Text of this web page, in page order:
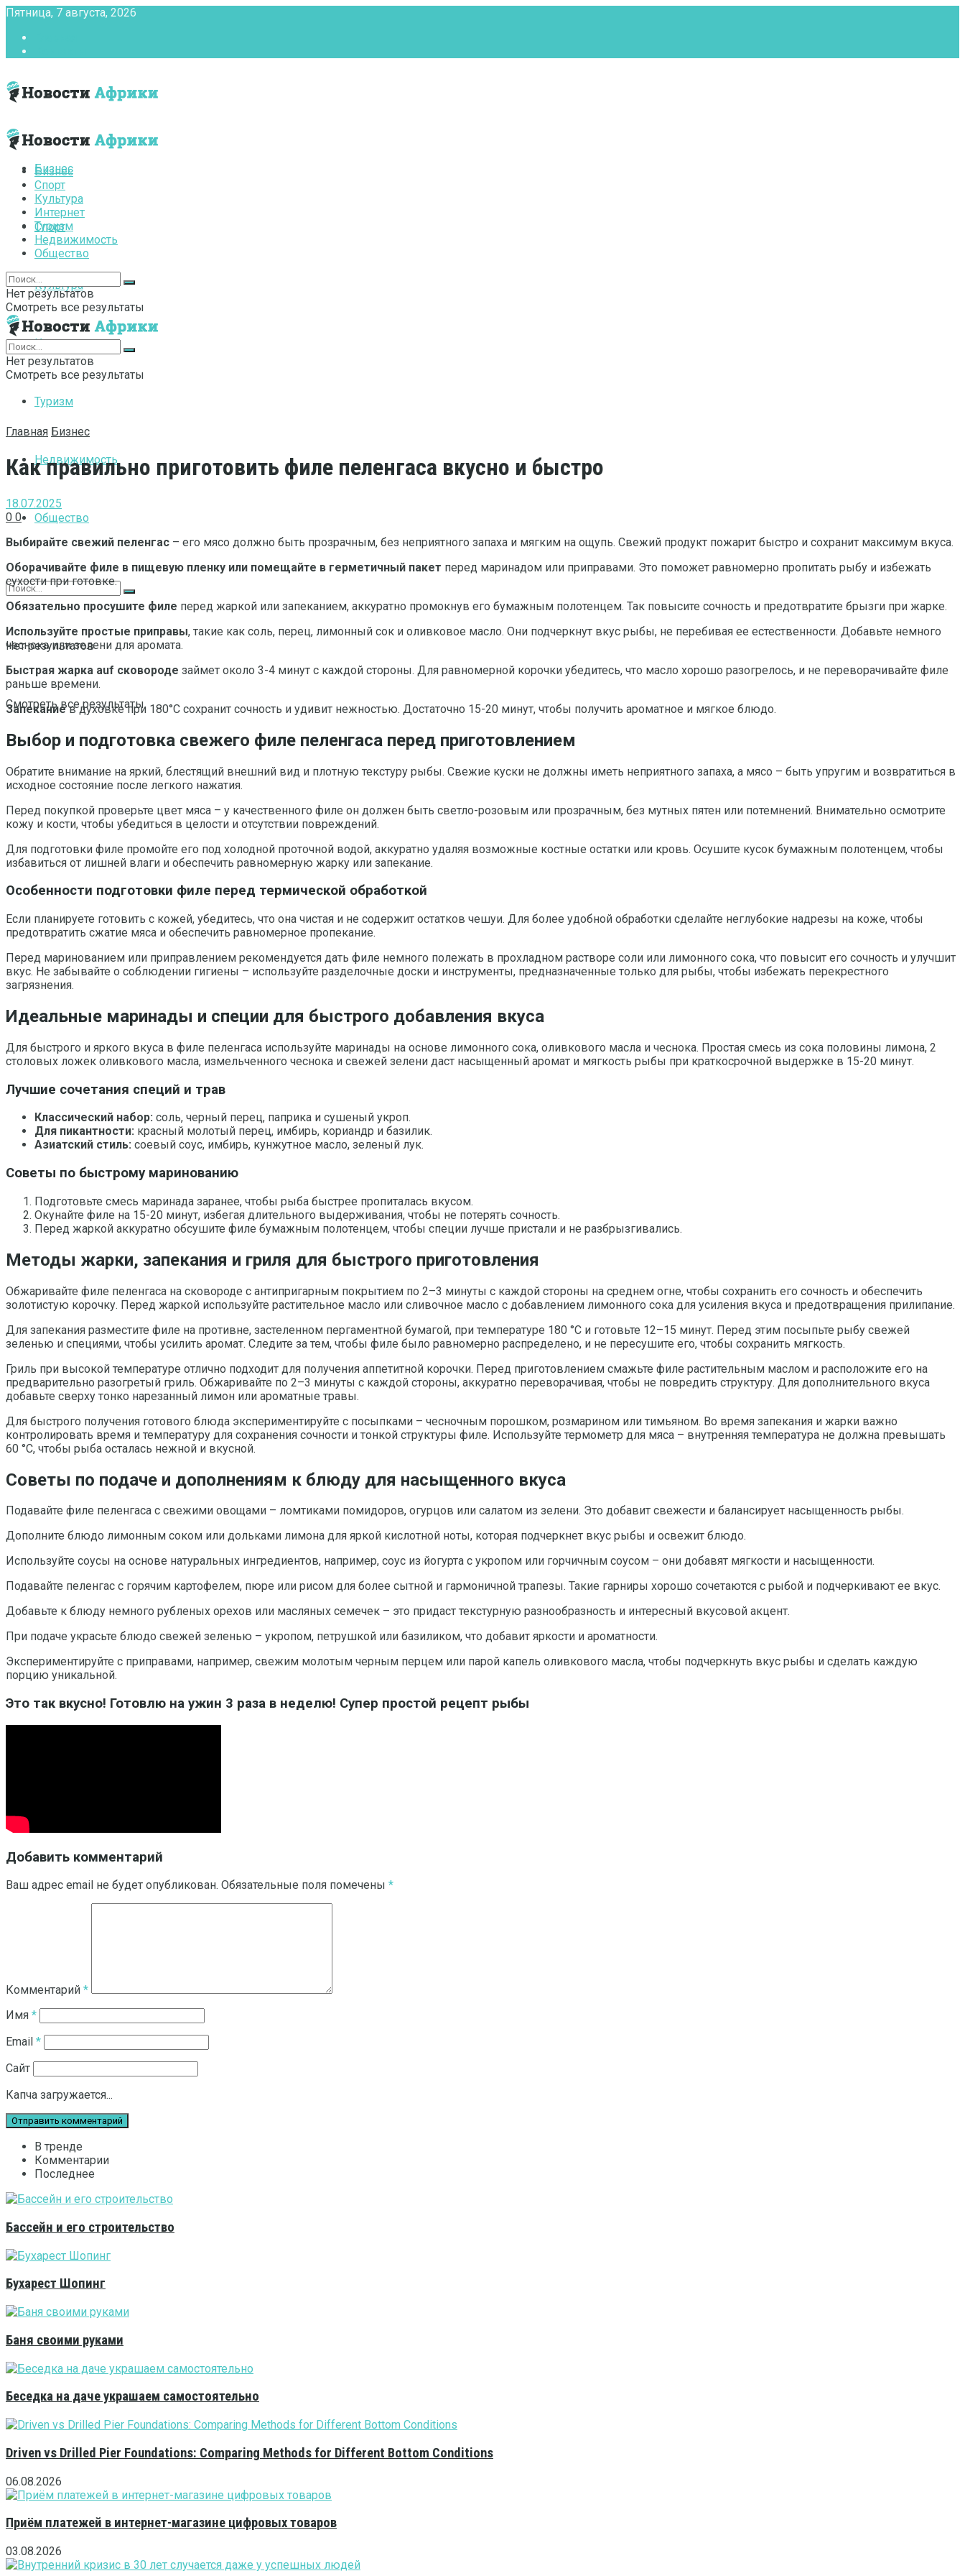
Пятница, 7 августа, 2026
Бизнес
Спорт
Культура
Интернет
Туризм
Недвижимость
Общество
Нет результатов
Смотреть все результаты
Бизнес
Спорт
Культура
Интернет
Туризм
Недвижимость
Общество
Нет результатов
Смотреть все результаты
Нет результатов
Смотреть все результаты
Главная Бизнес
Как правильно приготовить филе пеленгаса вкусно и быстро
18.07.2025
0 0
Выбирайте свежий пеленгас – его мясо должно быть прозрачным, без неприятного запаха и мягким на ощупь. Свежий продукт пожарит быстро и сохранит максимум вкуса.
Оборачивайте филе в пищевую пленку или помещайте в герметичный пакет перед маринадом или приправами. Это поможет равномерно пропитать рыбу и избежать
сухости при готовке.
Обязательно просушите филе перед жаркой или запеканием, аккуратно промокнув его бумажным полотенцем. Так повысите сочность и предотвратите брызги при жарке.
Используйте простые приправы, такие как соль, перец, лимонный сок и оливковое масло. Они подчеркнут вкус рыбы, не перебивая ее естественности. Добавьте немного
чеснока или зелени для аромата.
Быстрая жарка auf сковороде займет около 3-4 минут с каждой стороны. Для равномерной корочки убедитесь, что масло хорошо разогрелось, и не переворачивайте филе
раньше времени.
Запеканиев духовке при 180°C сохранит сочность и удивит нежностью. Достаточно 15-20 минут, чтобы получить ароматное и мягкое блюдо.
Выбор и подготовка свежего филе пеленгаса перед приготовлением
Обратите внимание на яркий, блестящий внешний вид и плотную текстуру рыбы. Свежие куски не должны иметь неприятного запаха, а мясо – быть упругим и возвратиться в
исходное состояние после легкого нажатия.
Перед покупкой проверьте цвет мяса – у качественного филе он должен быть светло-розовым или прозрачным, без мутных пятен или потемнений. Внимательно осмотрите
кожу и кости, чтобы убедиться в целости и отсутствии повреждений.
Для подготовки филе промойте его под холодной проточной водой, аккуратно удаляя возможные костные остатки или кровь. Осушите кусок бумажным полотенцем, чтобы
избавиться от лишней влаги и обеспечить равномерную жарку или запекание.
Особенности подготовки филе перед термической обработкой
Если планируете готовить с кожей, убедитесь, что она чистая и не содержит остатков чешуи. Для более удобной обработки сделайте неглубокие надрезы на коже, чтобы
предотвратить сжатие мяса и обеспечить равномерное пропекание.
Перед маринованием или приправлением рекомендуется дать филе немного полежать в прохладном растворе соли или лимонного сока, что повысит его сочность и улучшит
вкус. Не забывайте о соблюдении гигиены – используйте разделочные доски и инструменты, предназначенные только для рыбы, чтобы избежать перекрестного
загрязнения.
Идеальные маринады и специи для быстрого добавления вкуса
Для быстрого и яркого вкуса в филе пеленгаса используйте маринады на основе лимонного сока, оливкового масла и чеснока. Простая смесь из сока половины лимона, 2
столовых ложек оливкового масла, измельченного чеснока и свежей зелени даст насыщенный аромат и мягкость рыбы при краткосрочной выдержке в 15-20 минут.
Лучшие сочетания специй и трав
Классический набор: соль, черный перец, паприка и сушеный укроп.
Для пикантности: красный молотый перец, имбирь, кориандр и базилик.
Азиатский стиль: соевый соус, имбирь, кунжутное масло, зеленый лук.
Советы по быстрому маринованию
Подготовьте смесь маринада заранее, чтобы рыба быстрее пропиталась вкусом.
Окунайте филе на 15-20 минут, избегая длительного выдерживания, чтобы не потерять сочность.
Перед жаркой аккуратно обсушите филе бумажным полотенцем, чтобы специи лучше пристали и не разбрызгивались.
Методы жарки, запекания и гриля для быстрого приготовления
Обжаривайте филе пеленгаса на сковороде с антипригарным покрытием по 2–3 минуты с каждой стороны на среднем огне, чтобы сохранить его сочность и обеспечить
золотистую корочку. Перед жаркой используйте растительное масло или сливочное масло с добавлением лимонного сока для усиления вкуса и предотвращения прилипание.
Для запекания разместите филе на противне, застеленном пергаментной бумагой, при температуре 180 °C и готовьте 12–15 минут. Перед этим посыпьте рыбу свежей
зеленью и специями, чтобы усилить аромат. Следите за тем, чтобы филе было равномерно распределено, и не пересушите его, чтобы сохранить мягкость.
Гриль при высокой температуре отлично подходит для получения аппетитной корочки. Перед приготовлением смажьте филе растительным маслом и расположите его на
предварительно разогретый гриль. Обжаривайте по 2–3 минуты с каждой стороны, аккуратно переворачивая, чтобы не повредить структуру. Для дополнительного вкуса
добавьте сверху тонко нарезанный лимон или ароматные травы.
Для быстрого получения готового блюда экспериментируйте с посыпками – чесночным порошком, розмарином или тимьяном. Во время запекания и жарки важно
контролировать время и температуру для сохранения сочности и тонкой структуры филе. Используйте термометр для мяса – внутренняя температура не должна превышать
60 °C, чтобы рыба осталась нежной и вкусной.
Советы по подаче и дополнениям к блюду для насыщенного вкуса
Подавайте филе пеленгаса с свежими овощами – ломтиками помидоров, огурцов или салатом из зелени. Это добавит свежести и балансирует насыщенность рыбы.
Дополните блюдо лимонным соком или дольками лимона для яркой кислотной ноты, которая подчеркнет вкус рыбы и освежит блюдо.
Используйте соусы на основе натуральных ингредиентов, например, соус из йогурта с укропом или горчичным соусом – они добавят мягкости и насыщенности.
Подавайте пеленгас с горячим картофелем, пюре или рисом для более сытной и гармоничной трапезы. Такие гарниры хорошо сочетаются с рыбой и подчеркивают ее вкус.
Добавьте к блюду немного рубленых орехов или масляных семечек – это придаст текстурную разнообразность и интересный вкусовой акцент.
При подаче украсьте блюдо свежей зеленью – укропом, петрушкой или базиликом, что добавит яркости и ароматности.
Экспериментируйте с приправами, например, свежим молотым черным перцем или парой капель оливкового масла, чтобы подчеркнуть вкус рыбы и сделать каждую
порцию уникальной.
Это так вкусно! Готовлю на ужин 3 раза в неделю! Супер простой рецепт рыбы
Добавить комментарий
Ваш адрес email не будет опубликован. Обязательные поля помечены *
Комментарий *
Имя *
Email *
Сайт
Капча загружается...
В тренде
Комментарии
Последнее
Бассейн и его строительство
Бухарест Шопинг
Баня своими руками
Беседка на даче украшаем самостоятельно
Driven vs Drilled Pier Foundations: Comparing Methods for Different Bottom Conditions
06.08.2026
Приём платежей в интернет-магазине цифровых товаров
03.08.2026